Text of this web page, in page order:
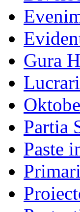
Gura
Lucrari
Partia
Paste